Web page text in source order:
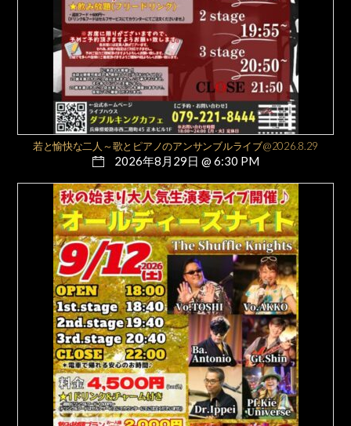
若と愉快な二人～歌とピアノのアンサンブルライブ@2026.8.29
2026年8月29日 @ 6:30 PM